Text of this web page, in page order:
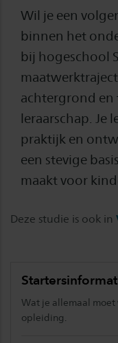
Wil je een
binnen het
bij hogeschool
achtergrond en
leraarschap. Je
praktijk en
een stevige
maakt voor
Deze studie is ook in
Wat je allemaal
opleiding.